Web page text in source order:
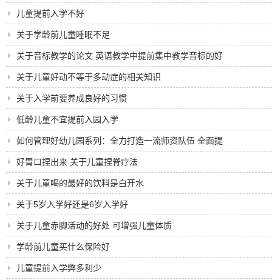
儿童提前入学不好
关于学龄前儿童睡眠不足
关于音标教学的论文 英语教学中提前集中教学音标的好
处
关于儿童好动不等于多动症的相关知识
关于入学前要养成良好的习惯
低龄儿童不宜提前入园入学
如何管理好幼儿园系列：全力打造一流师资队伍 全面提
升学前教育发展水平
好胃口捏出来 关于儿童捏脊疗法
关于儿童喝的最好的饮料是白开水
关于5岁入学好还是6岁入学好
关于儿童赤脚活动的好处 可增强儿童体质
学龄前儿童买什么保险好
儿童提前入学弊多利少